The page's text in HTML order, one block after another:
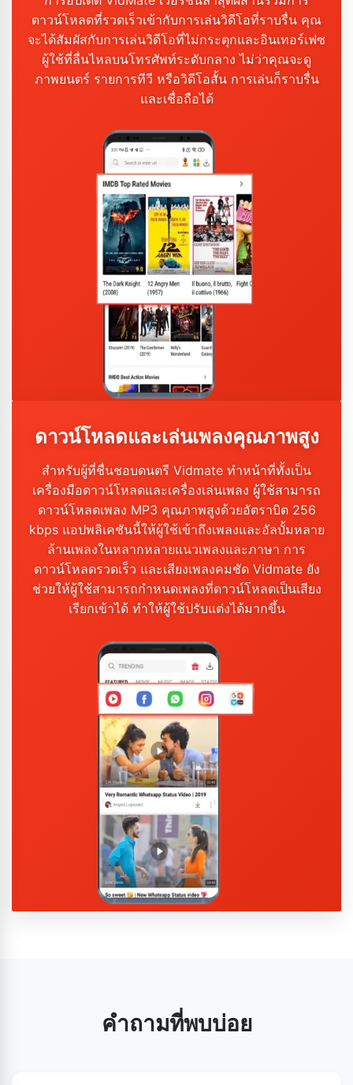
ดาวน์โหลดที่รวดเร็วเข้ากับการเล่นวิดีโอที่ราบรื่น คุณ
จะได้สัมผัสกับการเล่นวิดีโอที่ไม่กระตุกและอินเทอร์เฟซ
ผู้ใช้ที่ลื่นไหลบนโทรศัพท์ระดับกลาง ไม่ว่าคุณจะดู
ภาพยนตร์ รายการทีวี หรือวิดีโอสั้น การเล่นก็ราบรื่น
และเชื่อถือได้
ดาวน์โหลดและเล่นเพลงคุณภาพสูง
สำหรับผู้ที่ชื่นชอบดนตรี Vidmate ทำหน้าที่ทั้งเป็น
เครื่องมือดาวน์โหลดและเครื่องเล่นเพลง ผู้ใช้สามารถ
ดาวน์โหลดเพลง MP3 คุณภาพสูงด้วยอัตราบิต 256
kbps แอปพลิเคชันนี้ให้ผู้ใช้เข้าถึงเพลงและอัลบั้มหลาย
ล้านเพลงในหลากหลายแนวเพลงและภาษา การ
ดาวน์โหลดรวดเร็ว และเสียงเพลงคมชัด Vidmate ยัง
ช่วยให้ผู้ใช้สามารถกำหนดเพลงที่ดาวน์โหลดเป็นเสียง
เรียกเข้าได้ ทำให้ผู้ใช้ปรับแต่งได้มากขึ้น
คำถามที่พบบ่อย